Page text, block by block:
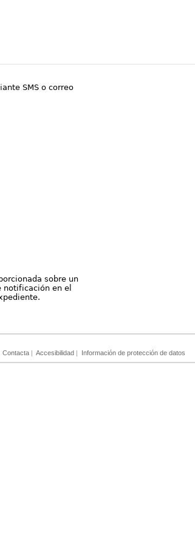
SMS o correo
sobre un
en el
Contacta | Accesibilidad | Información de protección de datos